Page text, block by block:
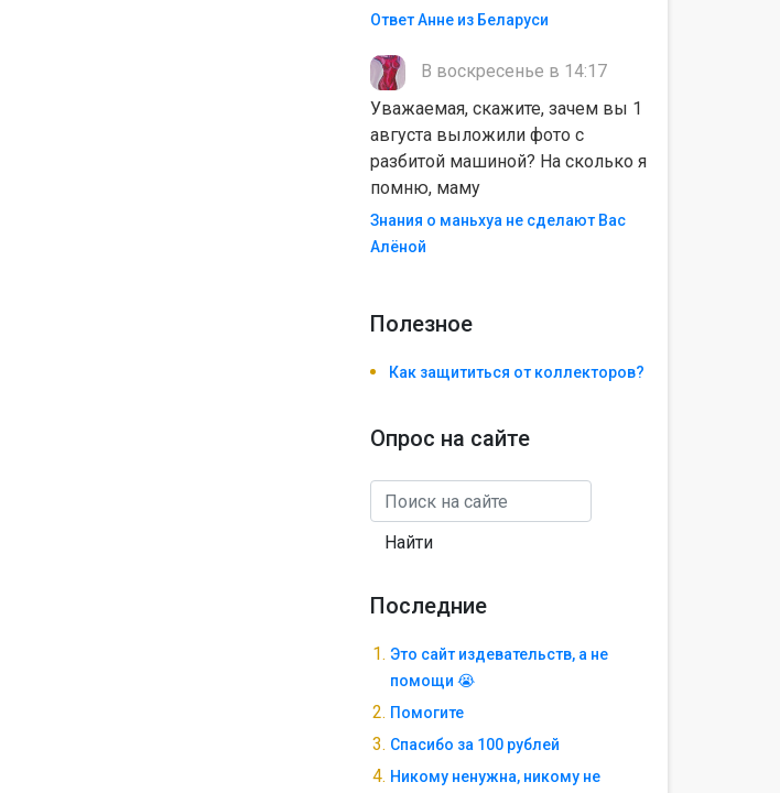
Ответ Анне из Беларуси
В воскресенье в 14:17
Уважаемая, скажите, зачем вы 1
августа выложили фото с
разбитой машиной? На сколько я
помню, маму
Знания о маньхуа не сделают Вас
Алëной
Полезноe
Как защититься от коллекторов?
Опрос на сайте
Найти
Последние
Это сайт издевательств, а не
помощи 😭
Помогите
Спасибо за 100 рублей
Никому ненужна, никому не